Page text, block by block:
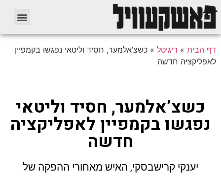
דף הבית » דיגיטל » כשצ’אלמער, חסיד וליטאי נפגשו בקמפיין
לאפליקציה חדשה
כשצ’אלמער, חסיד וליטאי
נפגשו בקמפיין לאפליקציה
חדשה
יענקי קרישבסקי, האיש מאחורי ההפקה של